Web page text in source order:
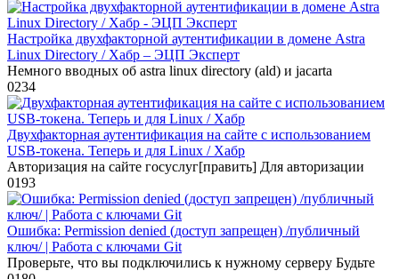
Настройка двухфакторной аутентификации в домене Astra
Linux Directory / Хабр – ЭЦП Эксперт
Немного вводных об astra linux directory (ald) и jacarta
0234
Двухфакторная аутентификация на сайте с использованием
USB-токена. Теперь и для Linux / Хабр
Авторизация на сайте госуслуг[править] Для авторизации
0193
Ошибка: Permission denied (доступ запрещен) /публичный
ключ/ | Работа с ключами Git
Проверьте, что вы подключились к нужному серверу Будьте